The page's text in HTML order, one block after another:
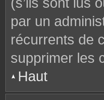
par un
récurrents de
supprimer les
Haut